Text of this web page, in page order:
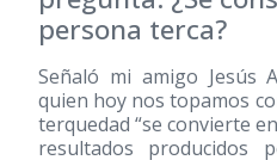
persona terca?
Señaló mi amigo Jesús
quien hoy nos topamos
terquedad “se convierte
resultados producidos